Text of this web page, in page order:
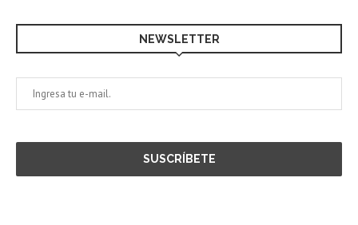
NEWSLETTER